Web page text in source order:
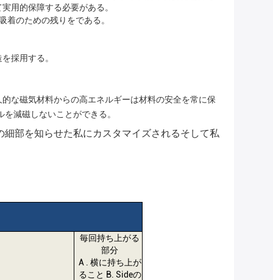
用的保障する必要がある。
のための残りをである。
採用する。
な磁気材料からの高エネルギーは材料の安全を常に保
減磁しないことができる。
部を知らせた私にカスタマイズされるそして私
毎回持ち上がる
部分
A . 横に持ち上が
ること B. Sideの